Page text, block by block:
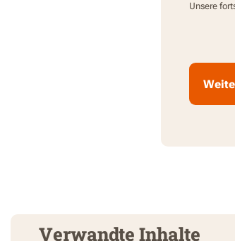
Unsere
Verwandte Inhalte